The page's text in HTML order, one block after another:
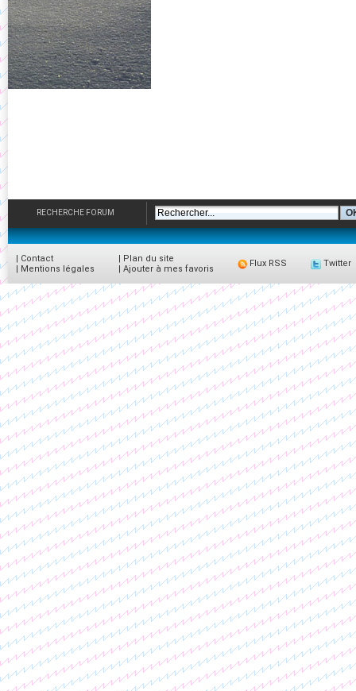
RECHERCHE FORUM
| Contact
| Mentions légales
| Plan du site
| Ajouter à mes favoris
Flux RSS Twitter